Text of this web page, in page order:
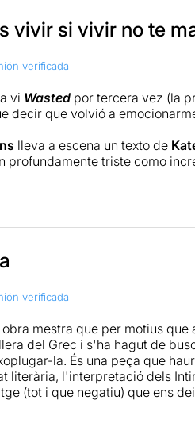
vivir si vivir no te
verificada
vi Wasted por tercera vez (la
decir que volvió a
lleva a escena un texto de
profundamente triste como
están más vacíos a pesar de
de personajes tan
escena totalmente original,
Morales
Somnis de teatre
verificada
obra mestra que per motius
del Grec i s'ha hagut de
la. És una peça que
literària, l'interpretació dels
(tot i que negatiu) que ens